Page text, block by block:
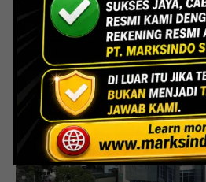
Interior Bank BTN
Lihat Detail Proyek